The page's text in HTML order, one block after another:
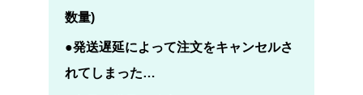
数量)
●発送遅延によって注文をキャンセルさ
れてしまった…